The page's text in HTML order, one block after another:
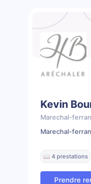
Kevin
Marechal-
Marechal-
📖 4 prestations
Prendre